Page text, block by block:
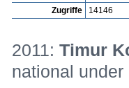
Zugriffe
14146
2011:Timur
national